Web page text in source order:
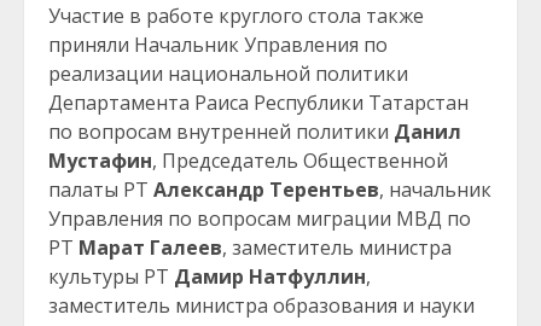
Участие в работе круглого стола также
приняли Начальник Управления по
реализации национальной политики
Департамента Раиса Республики Татарстан
по вопросам внутренней политики Данил
Мустафин, Председатель Общественной
палаты РТ Александр Терентьев, начальник
Управления по вопросам миграции МВД по
РТ Марат Галеев, заместитель министра
культуры РТ Дамир Натфуллин,
заместитель министра образования и науки